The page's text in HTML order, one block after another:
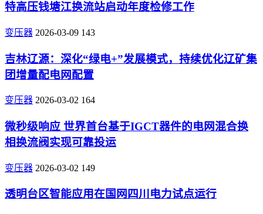
特高压钱塘江换流站启动年度检修工作
变压器 2026-03-09 143
吉林辽源：深化“绿电+”发展模式，持续优化辽矿集
团增量配电网配置
变压器 2026-03-02 164
微秒级响应 世界首台基于IGCT器件的电网混合换
相换流阀实现可靠投运
变压器 2026-03-02 149
透明台区智能应用在国网四川电力试点运行